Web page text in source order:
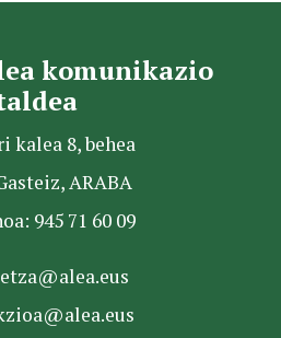
komunikazio
kalea 8, behea
ARABA
945 71 60 09